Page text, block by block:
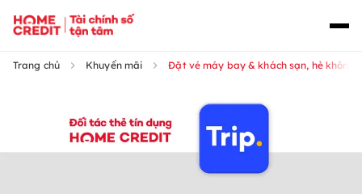
Trang chủ Khuyến mãi Đặt vé máy bay & khách sạn, hè không